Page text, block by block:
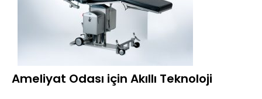
Ameliyat Odası için Akıllı Teknoloji